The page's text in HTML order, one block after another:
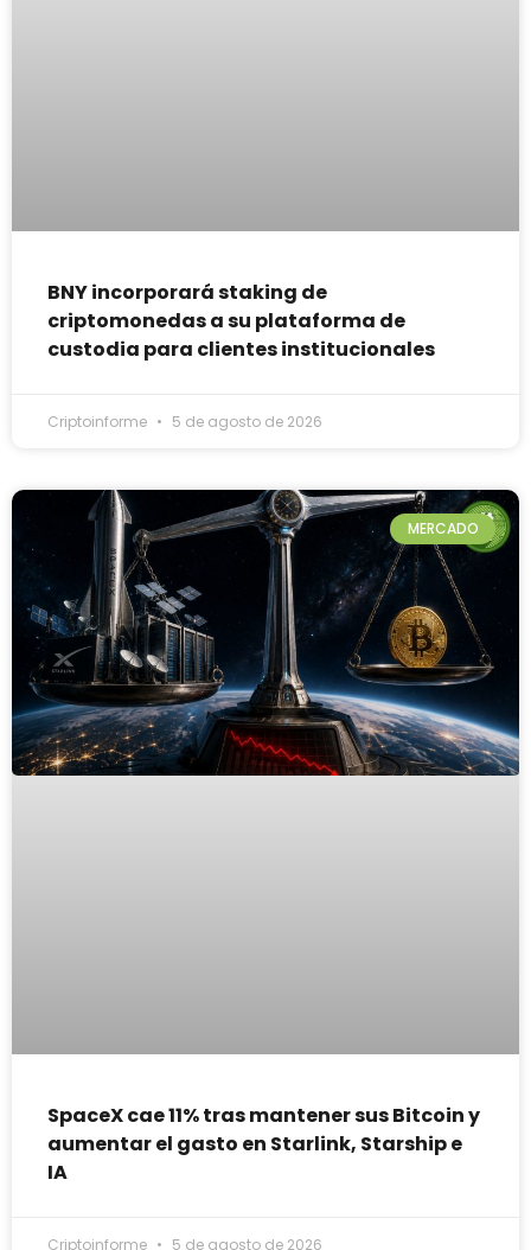
BNY incorporará staking de
criptomonedas a su plataforma de
custodia para clientes institucionales
Criptoinforme 5 de agosto de 2026
MERCADO
SpaceX cae 11% tras mantener sus Bitcoin y
aumentar el gasto en Starlink, Starship e
IA
Criptoinforme 5 de agosto de 2026